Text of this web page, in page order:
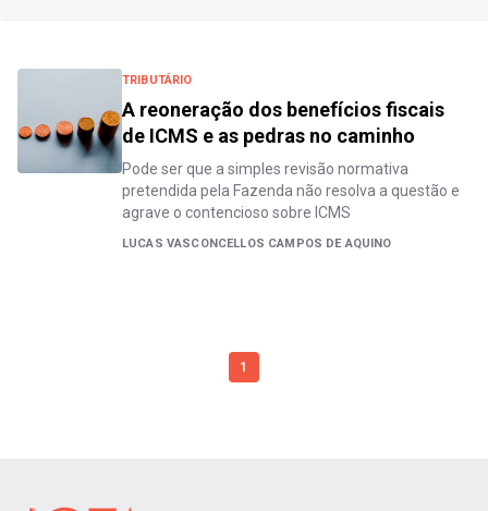
TRIBUTÁRIO
A reoneração dos benefícios fiscais
de ICMS e as pedras no caminho
Pode ser que a simples revisão normativa
pretendida pela Fazenda não resolva a questão e
agrave o contencioso sobre ICMS
LUCAS VASCONCELLOS CAMPOS DE AQUINO
1